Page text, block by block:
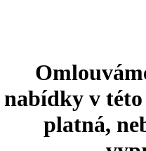
nabídky v
platná,